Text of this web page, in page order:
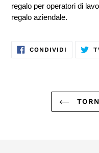
regalo per operatori di
regalo aziendale.
CONDIVIDI